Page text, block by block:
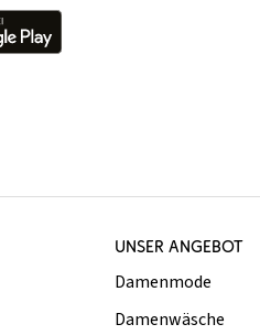
UNSER ANGEBOT
Damenmode
Damenwäsche